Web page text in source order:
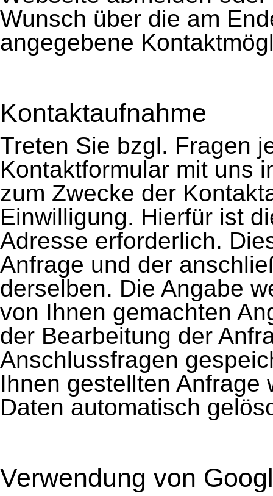
Wunsch über die am
angegebene
Kontaktaufnahme
Treten Sie bzgl. Fragen
Kontaktformular mit uns
zum Zwecke der
Einwilligung. Hierfür ist
Adresse erforderlich.
Anfrage und der
derselben. Die Angabe
von Ihnen gemachten
der Bearbeitung der
Anschlussfragen
Ihnen gestellten Anfrage
Daten automatisch
Verwendung von